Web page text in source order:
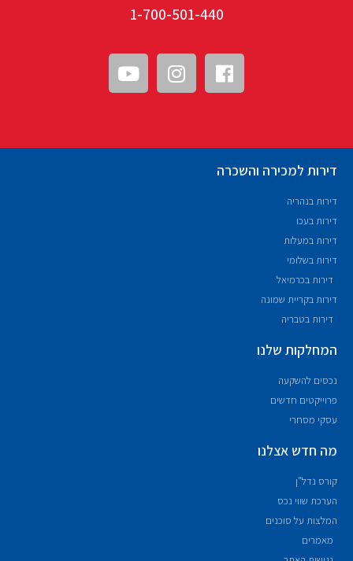
1-700-501-440
דירות למכירה והשכרה
דירות בנהריה
דירות בעכו
דירות במעלות
דירות בשלומי
דירות בכרמיאל
דירות בקריית שמונה
דירות בטבריה
המחלקות שלנו
נכסים להשקעה
פרוייקטים חדשים
עסקי מסחרי
מה חדש אצלנו
קורס נדל"ן
הערכת שווי נכס
המלצות על סוכנים
מאמרים